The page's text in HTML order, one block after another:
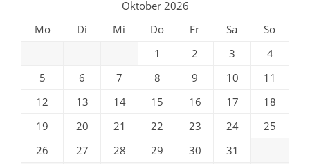
Oktober 2026
Mo
Di Mi Do Fr Sa
So
1
2 3
4
5
6 7 8 9 10
11
12
13 14 15 16 17
18
19
20 21 22 23 24
25
26
27 28 29 30 31